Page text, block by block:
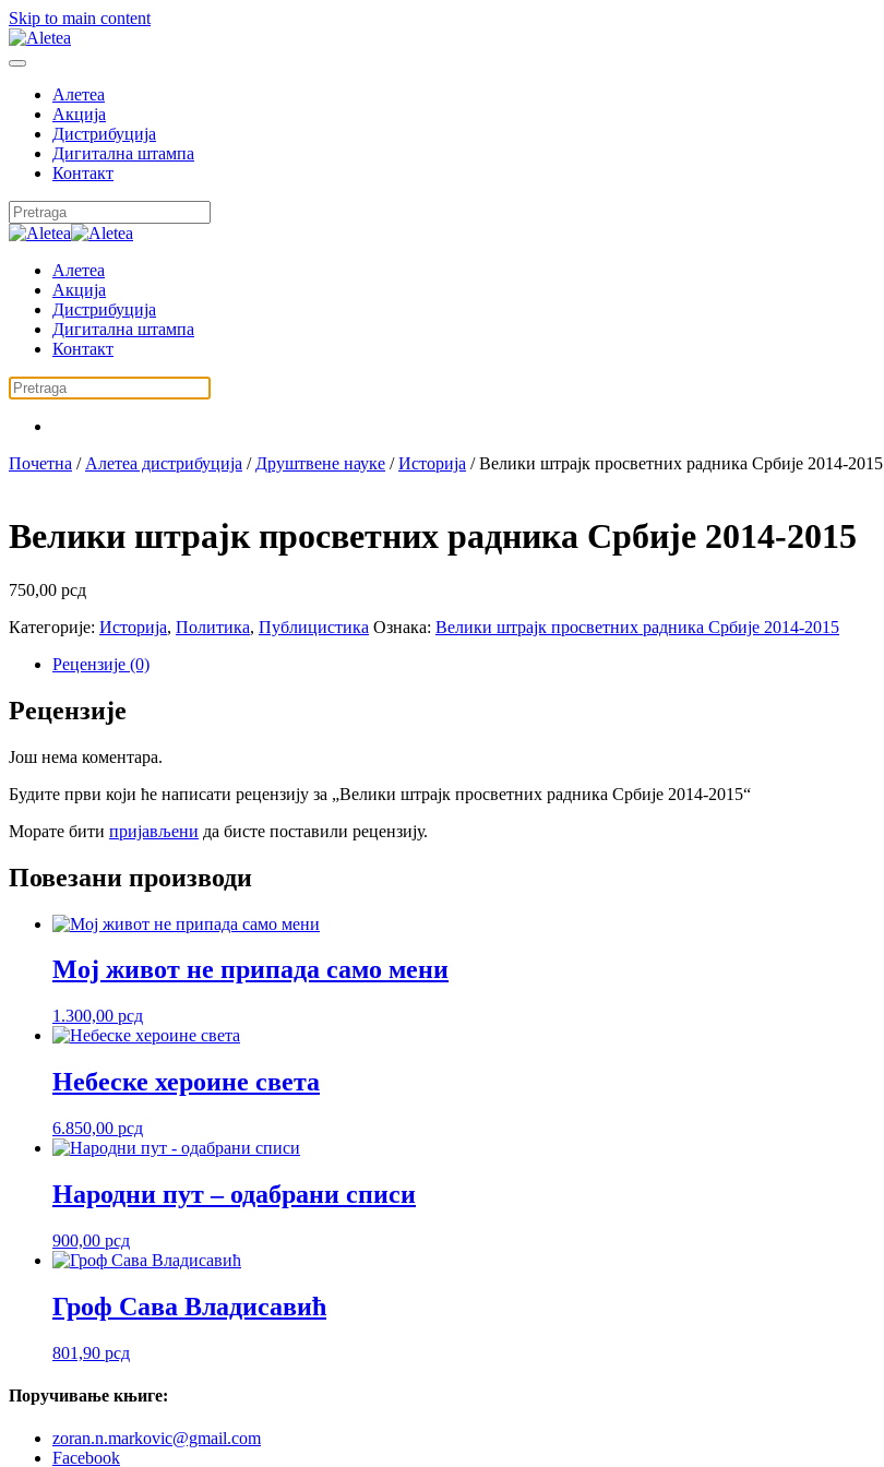
Skip to main content
Алетеа
Акција
Дистрибуција
Дигитална штампа
Контакт
Алетеа
Акција
Дистрибуција
Дигитална штампа
Контакт
Почетна / Алетеа дистрибуција / Друштвене науке /Историја / Велики штрајк просветних радника Србије 2014-2015
Велики штрајк просветних радника Србије 2014-2015
750,00 рсд
Категорије: Историја, Политика, Публицистика Ознака: Велики штрајк просветних радника Србије 2014-2015
Рецензије (0)
Рецензије
Још нема коментара.
Будите први који ће написати рецензију за „Велики штрајк просветних радника Србије 2014-2015“
Морате бити пријављени да бисте поставили рецензију.
Повезани производи
Мој живот не припада само мени
1.300,00 рсд
Небеске хероине света
6.850,00 рсд
Народни пут – одабрани списи
900,00 рсд
Гроф Сава Владисавић
801,90 рсд
Поручивање књиге:
zoran.n.markovic@gmail.com
Facebook